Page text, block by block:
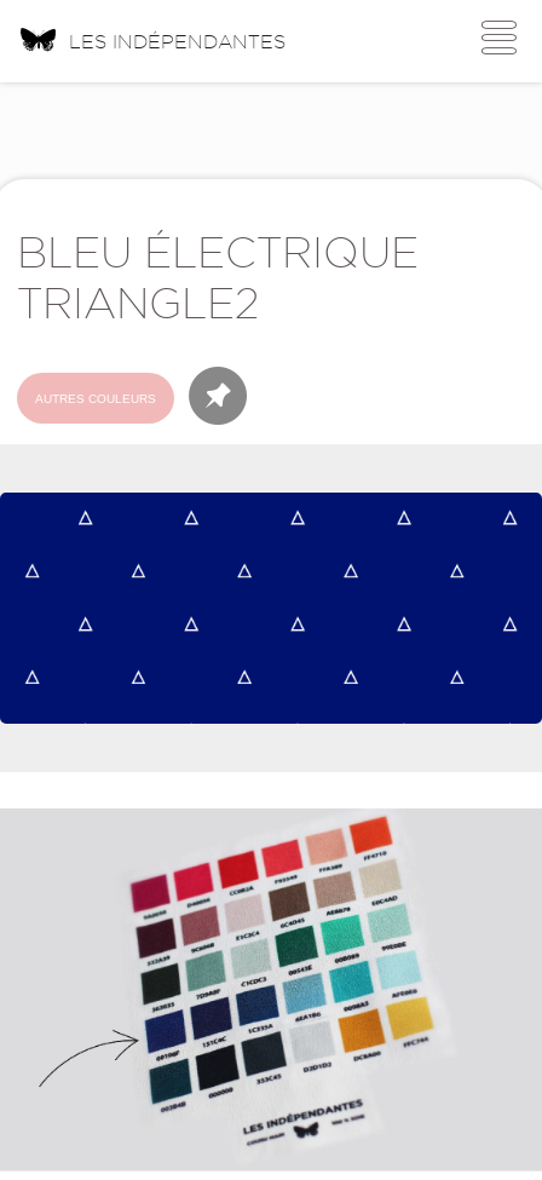
Toggle
LES INDÉPENDANTES
BLEU ÉLECTRIQUE
TRIANGLE2
AUTRES COULEURS